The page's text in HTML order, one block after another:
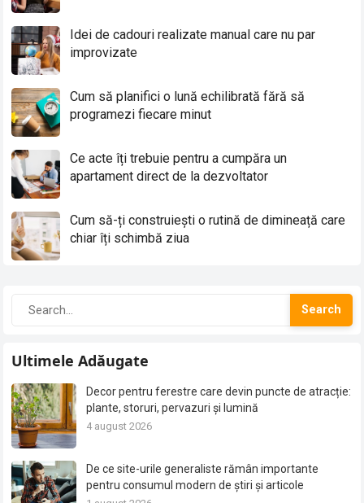
Idei de cadouri realizate manual care nu par
improvizate
Cum să planifici o lună echilibrată fără să
programezi fiecare minut
Ce acte îți trebuie pentru a cumpăra un
apartament direct de la dezvoltator
Cum să-ți construiești o rutină de dimineață care
chiar îți schimbă ziua
Search
Ultimele Adăugate
Decor pentru ferestre care devin puncte de atracție:
plante, storuri, pervazuri și lumină
4 august 2026
De ce site-urile generaliste rămân importante
pentru consumul modern de știri și articole